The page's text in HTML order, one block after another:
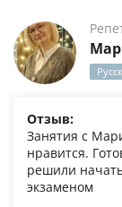
Отзыв:
Занятия с
нравится.
решили
экзаменом